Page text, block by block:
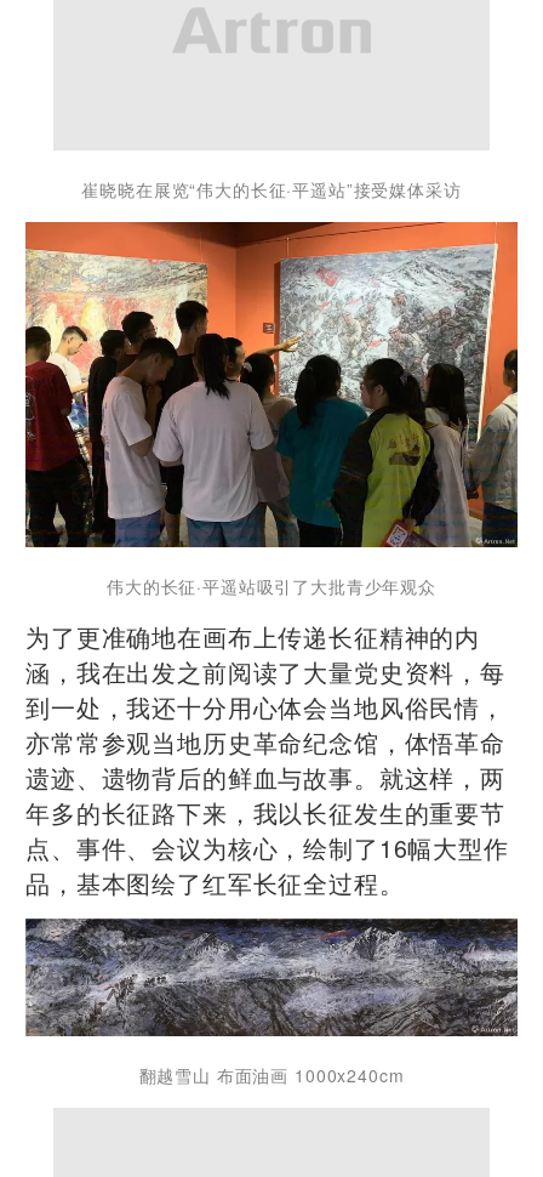
崔晓晓在展览“伟大的长征·平遥站”接受媒体采访
伟大的长征·平遥站吸引了大批青少年观众
为了更准确地在画布上传递长征精神的内
涵，我在出发之前阅读了大量党史资料，每
到一处，我还十分用心体会当地风俗民情，
亦常常参观当地历史革命纪念馆，体悟革命
遗迹、遗物背后的鲜血与故事。就这样，两
年多的长征路下来，我以长征发生的重要节
点、事件、会议为核心，绘制了16幅大型作
品，基本图绘了红军长征全过程。
翻越雪山 布面油画 1000x240cm